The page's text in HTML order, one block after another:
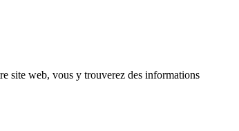
site web, vous y trouverez des informations